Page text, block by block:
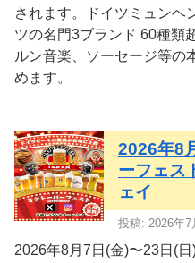
されます。ドイツミュンヘ
ツの名門3ブランド 60種類
ルン音楽、ソーセージ等の
めます。
2026年8
ーフェス
ェイ
投稿: 2026年7
2026年8月7日(金)〜23日(